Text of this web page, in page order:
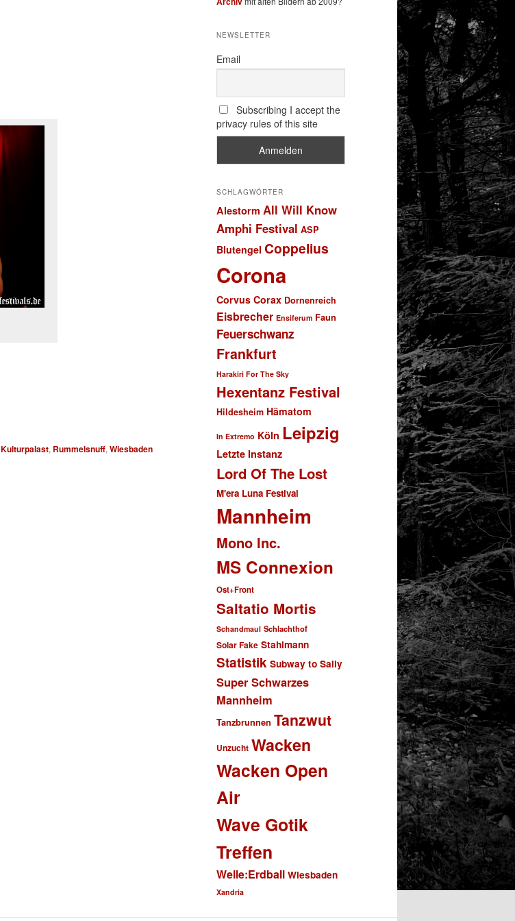
Kulturpalast, Rummelsnuff, Wiesbaden
NEWSLETTER
Email
Subscribing I accept the
privacy rules of this site
SCHLAGWÖRTER
Alestorm All Will Know
Amphi Festival ASP
Blutengel Coppelius
Corona
Corvus Corax Dornenreich
Eisbrecher Ensiferum Faun
Feuerschwanz
Frankfurt
Harakiri For The Sky
Hexentanz Festival
Hildesheim Hämatom
In Extremo Köln Leipzig
Letzte Instanz
Lord Of The Lost
M'era Luna Festival
Mannheim
Mono Inc.
MS Connexion
Ost+Front
Saltatio Mortis
Schandmaul Schlachthof
Solar Fake Stahlmann
Statistik Subway to Sally
Super Schwarzes
Mannheim
Tanzbrunnen Tanzwut
Unzucht Wacken
Wacken Open
Air
Wave Gotik
Treffen
Welle:Erdball Wiesbaden
Xandria